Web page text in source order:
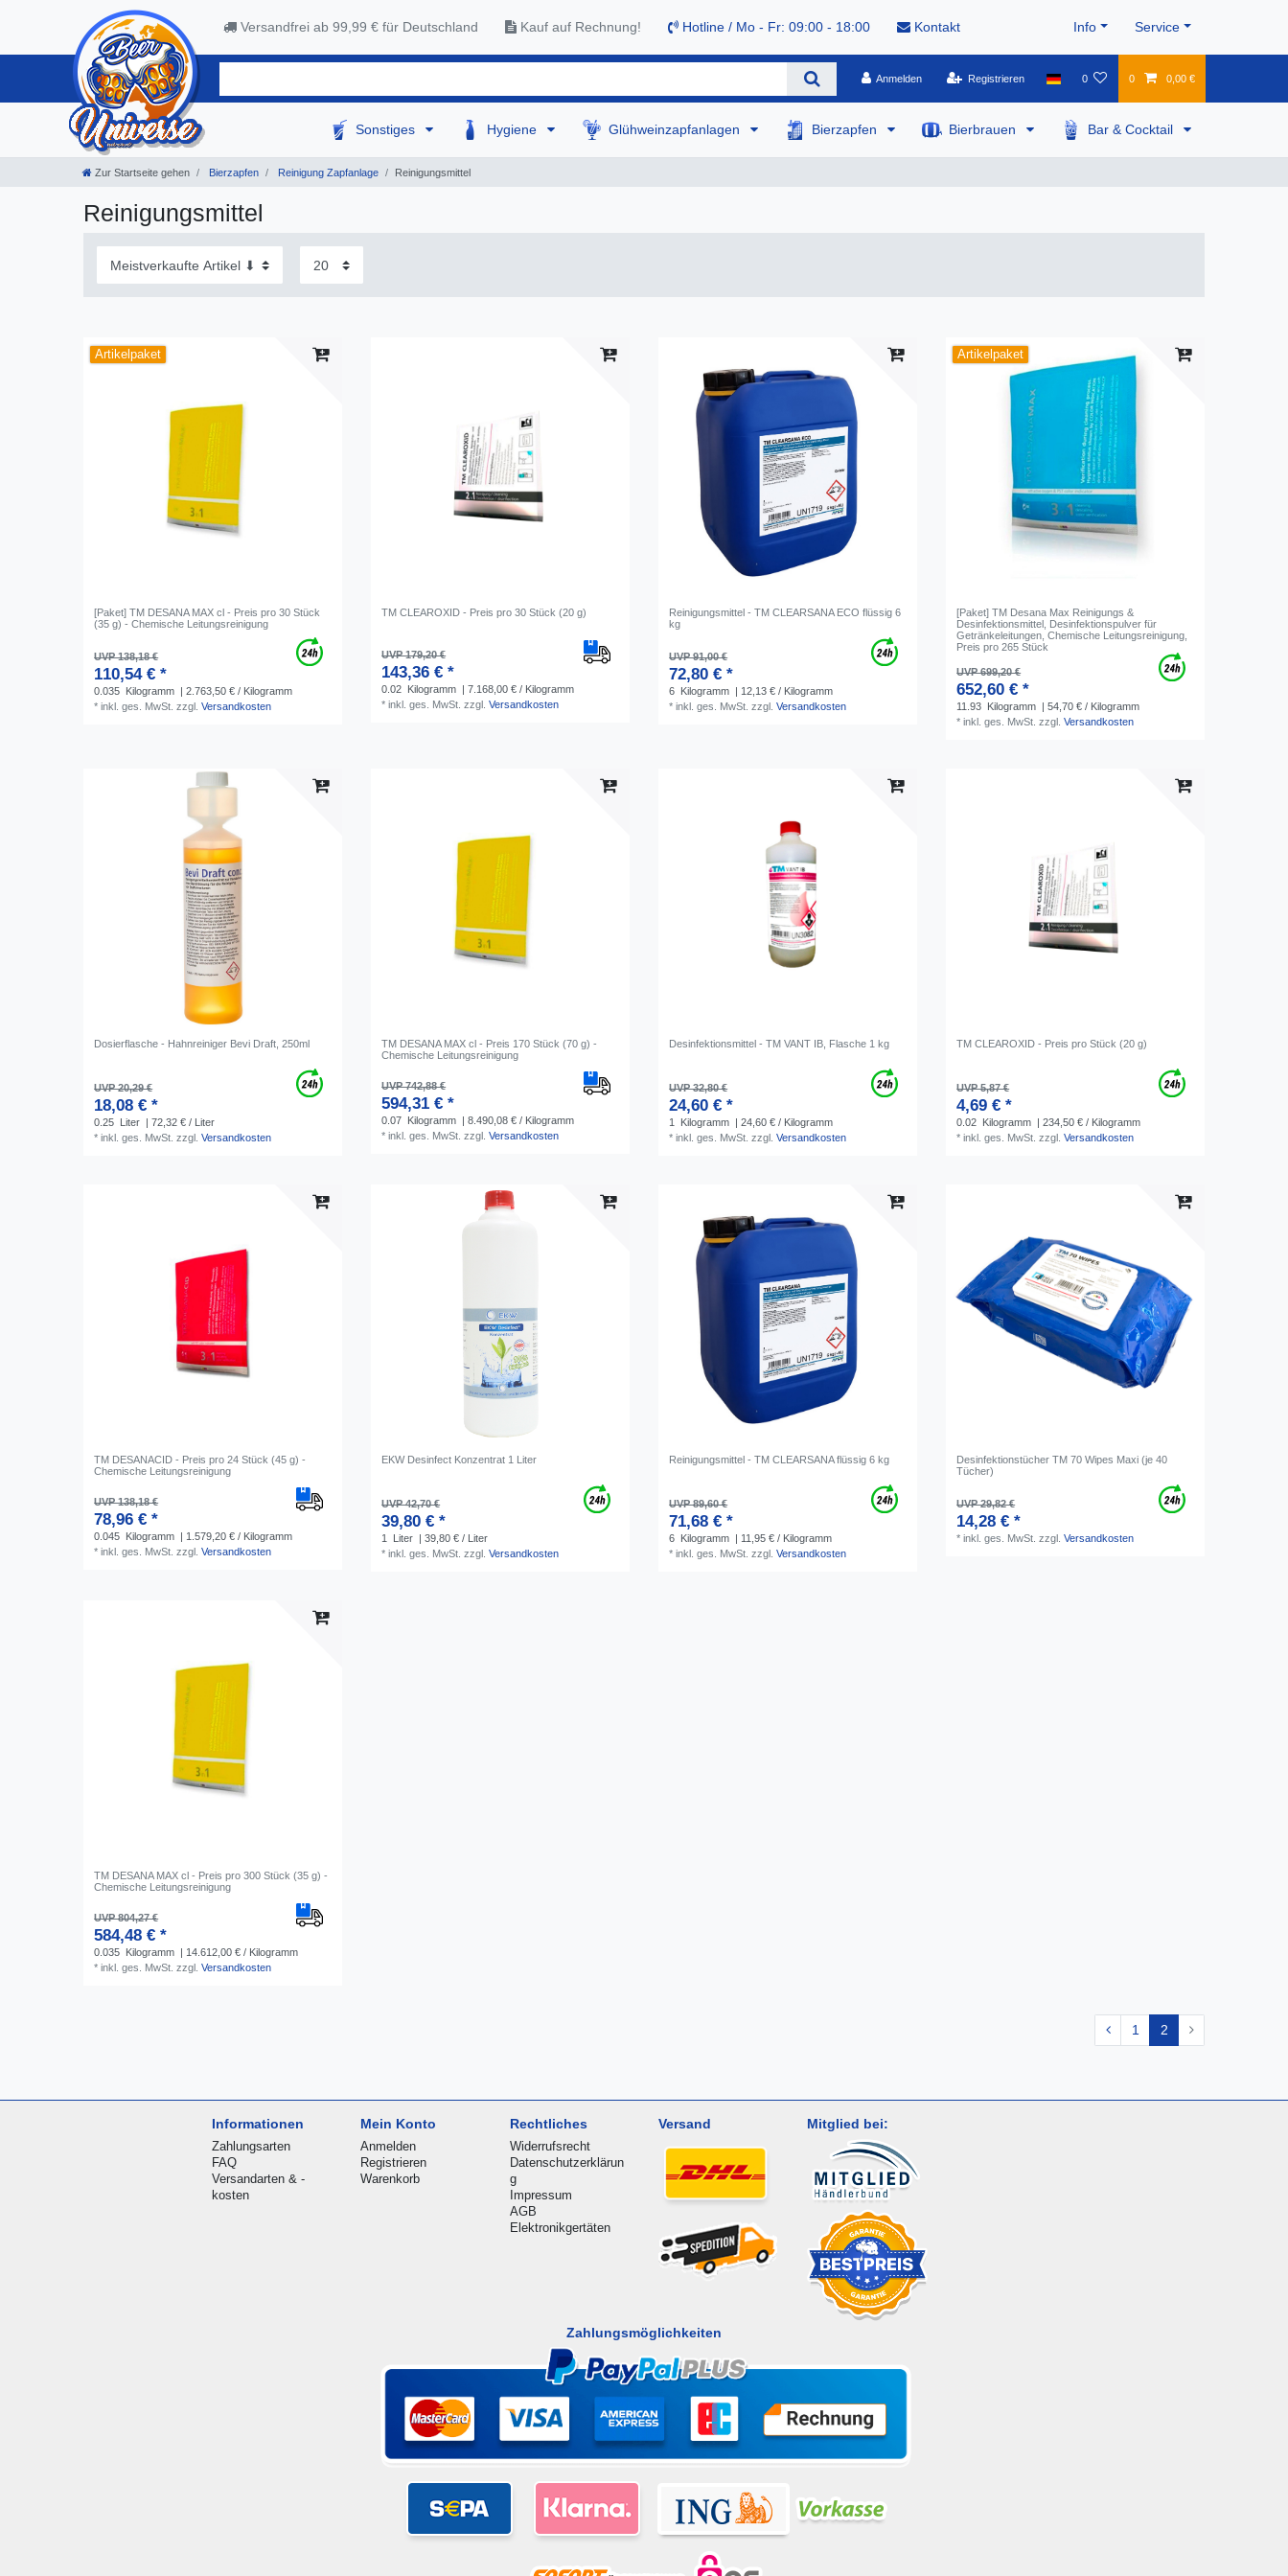
Versandfrei ab 99,99 € für Deutschland Kauf auf Rechnung! Hotline / Mo - Fr: 09:00 - 18:00 Kontakt Info Service
Anmelden Registrieren 0 0 0,00 €
Sonstiges Hygiene Glühweinzapfanlagen Bierzapfen Bierbrauen Bar & Cocktail
Zur Startseite gehen Bierzapfen Reinigung Zapfanlage Reinigungsmittel
Reinigungsmittel
Artikelpaket
[Paket] TM DESANA MAX cl - Preis pro 30 Stück
(35 g) - Chemische Leitungsreinigung
UVP 138,18 €
110,54 € *
0.035 Kilogramm | 2.763,50 € / Kilogramm
*inkl. ges. MwSt. zzgl.Versandkosten
TM CLEAROXID - Preis pro 30 Stück (20 g)
UVP 179,20 €
143,36 € *
0.02 Kilogramm | 7.168,00 € / Kilogramm
*inkl. ges. MwSt. zzgl.Versandkosten
Reinigungsmittel - TM CLEARSANA ECO flüssig 6
kg
UVP 91,00 €
72,80 € *
6 Kilogramm | 12,13 € / Kilogramm
*inkl. ges. MwSt. zzgl.Versandkosten
Artikelpaket
[Paket] TM Desana Max Reinigungs &
Desinfektionsmittel, Desinfektionspulver für
Getränkeleitungen, Chemische Leitungsreinigung,
Preis pro 265 Stück
UVP 699,20 €
652,60 € *
11.93 Kilogramm | 54,70 € / Kilogramm
*inkl. ges. MwSt. zzgl.Versandkosten
Dosierflasche - Hahnreiniger Bevi Draft, 250ml
UVP 20,29 €
18,08 € *
0.25 Liter | 72,32 € / Liter
*inkl. ges. MwSt. zzgl.Versandkosten
TM DESANA MAX cl - Preis 170 Stück (70 g) -
Chemische Leitungsreinigung
UVP 742,88 €
594,31 € *
0.07 Kilogramm | 8.490,08 € / Kilogramm
*inkl. ges. MwSt. zzgl.Versandkosten
Desinfektionsmittel - TM VANT IB, Flasche 1 kg
UVP 32,80 €
24,60 € *
1 Kilogramm | 24,60 € / Kilogramm
*inkl. ges. MwSt. zzgl.Versandkosten
TM CLEAROXID - Preis pro Stück (20 g)
UVP 5,87 €
4,69 € *
0.02 Kilogramm | 234,50 € / Kilogramm
*inkl. ges. MwSt. zzgl.Versandkosten
TM DESANACID - Preis pro 24 Stück (45 g) -
Chemische Leitungsreinigung
UVP 138,18 €
78,96 € *
0.045 Kilogramm | 1.579,20 € / Kilogramm
*inkl. ges. MwSt. zzgl.Versandkosten
EKW Desinfect Konzentrat 1 Liter
UVP 42,70 €
39,80 € *
1 Liter | 39,80 € / Liter
*inkl. ges. MwSt. zzgl.Versandkosten
Reinigungsmittel - TM CLEARSANA flüssig 6 kg
UVP 89,60 €
71,68 € *
6 Kilogramm | 11,95 € / Kilogramm
*inkl. ges. MwSt. zzgl.Versandkosten
Desinfektionstücher TM 70 Wipes Maxi (je 40
Tücher)
UVP 29,82 €
14,28 € *
*inkl. ges. MwSt. zzgl.Versandkosten
TM DESANA MAX cl - Preis pro 300 Stück (35 g) -
Chemische Leitungsreinigung
UVP 804,27 €
584,48 € *
0.035 Kilogramm
| 14.612,00 € / Kilogramm
*inkl. ges. MwSt. zzgl.Versandkosten
1 2
Informationen
Zahlungsarten
FAQ
Versandarten & -
kosten
Mein Konto
Anmelden
Registrieren
Warenkorb
Rechtliches
Widerrufsrecht
Datenschutzerklärun
g
Impressum
AGB
Elektronikgertäten
Versand Mitglied bei:
Zahlungsmöglichkeiten